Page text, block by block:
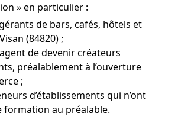
» en particulier :
de bars, cafés, hôtels et
(84820) ;
de devenir créateurs
préalablement à l’ouverture
;
d’établissements qui n’ont
formation au préalable.